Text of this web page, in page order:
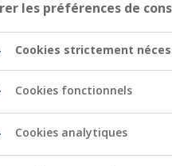
« Année internationale
ont démontré
de notre époque, elles
les préférences de
Cookies strictement
Cookies fonctionnels
Cookies analytiques